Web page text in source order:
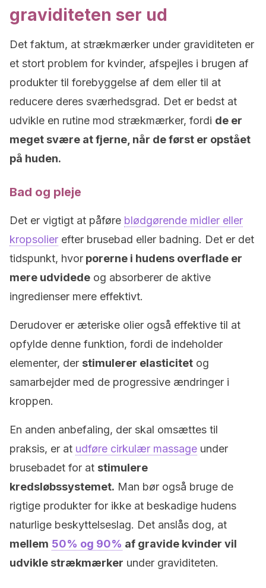
graviditeten ser ud
Det faktum, at strækmærker under graviditeten er
et stort problem for kvinder, afspejles i brugen af
produkter til forebyggelse af dem eller til at
reducere deres sværhedsgrad. Det er bedst at
udvikle en rutine mod strækmærker, fordi de er
meget svære at fjerne, når de først er opstået
på huden.
Bad og pleje
Det er vigtigt at påføre blødgørende midler eller
kropsolier efter brusebad eller badning. Det er det
tidspunkt, hvor porerne i hudens overflade er
mere udvidede og absorberer de aktive
ingredienser mere effektivt.
Derudover er æteriske olier også effektive til at
opfylde denne funktion, fordi de indeholder
elementer, der stimulerer elasticitet og
samarbejder med de progressive ændringer i
kroppen.
En anden anbefaling, der skal omsættes til
praksis, er at udføre cirkulær massage under
brusebadet for at stimulere
kredsløbssystemet. Man bør også bruge de
rigtige produkter for ikke at beskadige hudens
naturlige beskyttelseslag. Det anslås dog, at
mellem 50% og 90% af gravide kvinder vil
udvikle strækmærker under graviditeten.